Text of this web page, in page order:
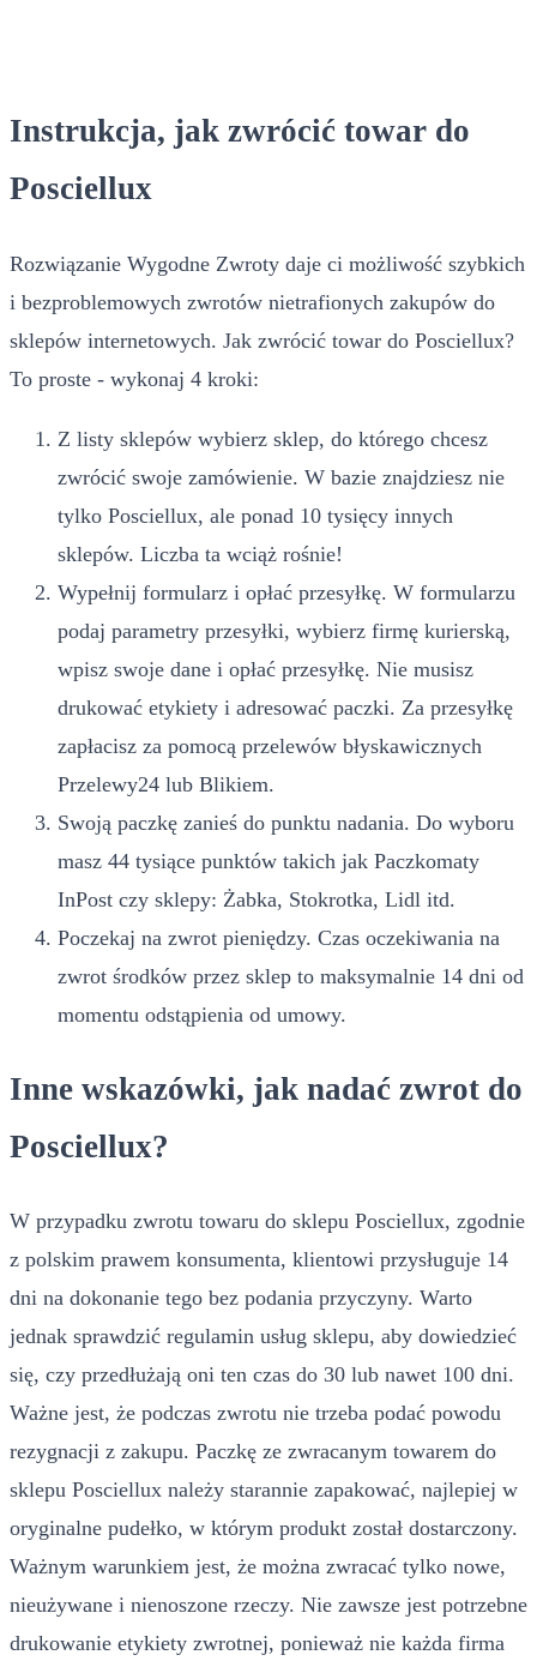
Instrukcja, jak zwrócić towar do
Posciellux
Rozwiązanie Wygodne Zwroty daje ci możliwość szybkich
i bezproblemowych zwrotów nietrafionych zakupów do
sklepów internetowych. Jak zwrócić towar do Posciellux?
To proste - wykonaj 4 kroki:
Z listy sklepów wybierz sklep, do którego chcesz
zwrócić swoje zamówienie. W bazie znajdziesz nie
tylko Posciellux, ale ponad 10 tysięcy innych
sklepów. Liczba ta wciąż rośnie!
Wypełnij formularz i opłać przesyłkę. W formularzu
podaj parametry przesyłki, wybierz firmę kurierską,
wpisz swoje dane i opłać przesyłkę. Nie musisz
drukować etykiety i adresować paczki. Za przesyłkę
zapłacisz za pomocą przelewów błyskawicznych
Przelewy24 lub Blikiem.
Swoją paczkę zanieś do punktu nadania. Do wyboru
masz 44 tysiące punktów takich jak Paczkomaty
InPost czy sklepy: Żabka, Stokrotka, Lidl itd.
Poczekaj na zwrot pieniędzy. Czas oczekiwania na
zwrot środków przez sklep to maksymalnie 14 dni od
momentu odstąpienia od umowy.
Inne wskazówki, jak nadać zwrot do
Posciellux?
W przypadku zwrotu towaru do sklepu Posciellux, zgodnie
z polskim prawem konsumenta, klientowi przysługuje 14
dni na dokonanie tego bez podania przyczyny. Warto
jednak sprawdzić regulamin usług sklepu, aby dowiedzieć
się, czy przedłużają oni ten czas do 30 lub nawet 100 dni.
Ważne jest, że podczas zwrotu nie trzeba podać powodu
rezygnacji z zakupu. Paczkę ze zwracanym towarem do
sklepu Posciellux należy starannie zapakować, najlepiej w
oryginalne pudełko, w którym produkt został dostarczony.
Ważnym warunkiem jest, że można zwracać tylko nowe,
nieużywane i nienoszone rzeczy. Nie zawsze jest potrzebne
drukowanie etykiety zwrotnej, ponieważ nie każda firma